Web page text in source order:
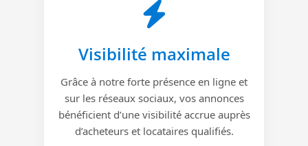
Visibilité maximale
Grâce à notre forte présence en ligne et
sur les réseaux sociaux, vos annonces
bénéficient d’une visibilité accrue auprès
d’acheteurs et locataires qualifiés.